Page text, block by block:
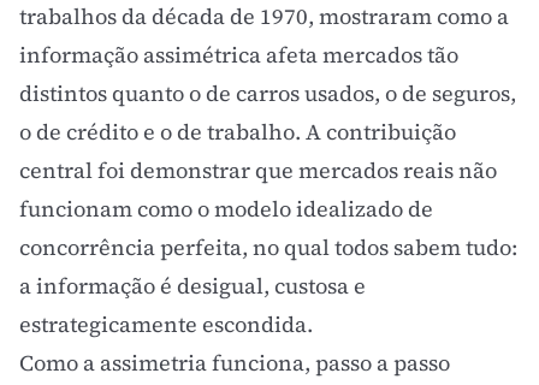
trabalhos da década de 1970, mostraram como a
informação assimétrica afeta mercados tão
distintos quanto o de carros usados, o de seguros,
o de crédito e o de trabalho. A contribuição
central foi demonstrar que mercados reais não
funcionam como o modelo idealizado de
concorrência perfeita, no qual todos sabem tudo:
a informação é desigual, custosa e
estrategicamente escondida.
Como a assimetria funciona, passo a passo